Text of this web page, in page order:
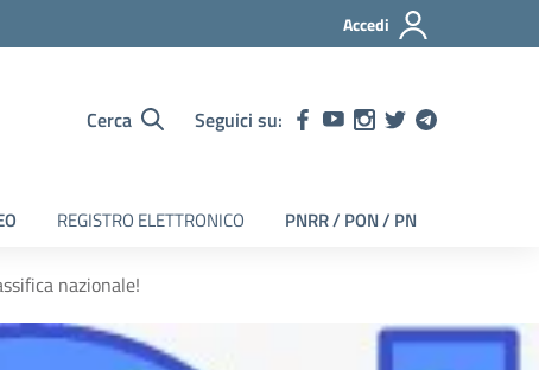
Accedi
Cerca Seguici su:
REGISTRO ELETTRONICO PNRR / PON / PN
nazionale!